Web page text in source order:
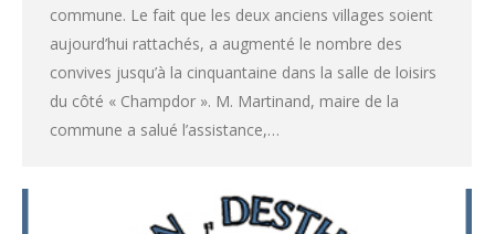
commune. Le fait que les deux anciens villages soient
aujourd’hui rattachés, a augmenté le nombre des
convives jusqu’à la cinquantaine dans la salle de loisirs
du côté « Champdor ». M. Martinand, maire de la
commune a salué l’assistance,…